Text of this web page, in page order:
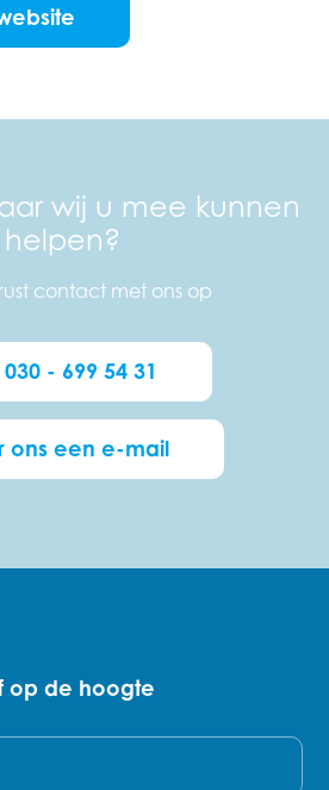
wij u mee kunnen
helpen?
contact met ons op
030 - 699 54 31
ons een e-mail
op de hoogte